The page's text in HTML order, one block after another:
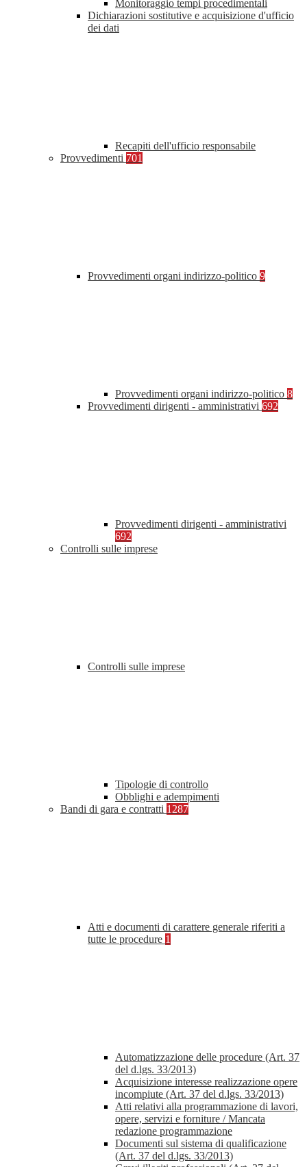
Monitoraggio tempi procedimentali
Dichiarazioni sostitutive e acquisizione d'ufficio
dei dati
Recapiti dell'ufficio responsabile
Provvedimenti 701
Provvedimenti organi indirizzo-politico 9
Provvedimenti organi indirizzo-politico 8
Provvedimenti dirigenti - amministrativi 692
Provvedimenti dirigenti - amministrativi
692
Controlli sulle imprese
Controlli sulle imprese
Tipologie di controllo
Obblighi e adempimenti
Bandi di gara e contratti 1287
Atti e documenti di carattere generale riferiti a
tutte le procedure 1
Automatizzazione delle procedure (Art. 37
del d.lgs. 33/2013)
Acquisizione interesse realizzazione opere
incompiute (Art. 37 del d.lgs. 33/2013)
Atti relativi alla programmazione di lavori,
opere, servizi e forniture / Mancata
redazione programmazione
Documenti sul sistema di qualificazione
(Art. 37 del d.lgs. 33/2013)